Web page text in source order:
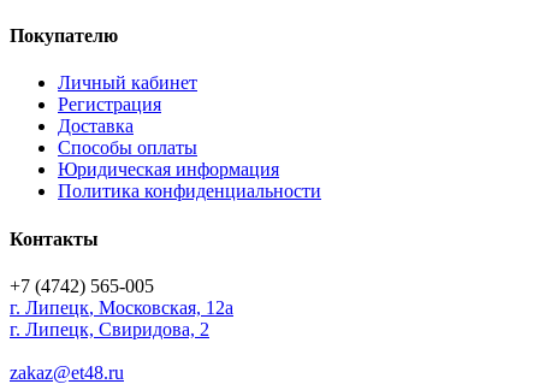
Покупателю
Личный кабинет
Регистрация
Доставка
Способы оплаты
Юридическая информация
Политика конфиденциальности
Контакты
+7 (4742) 565-005
г. Липецк, Московская, 12а
г. Липецк, Свиридова, 2
zakaz@et48.ru